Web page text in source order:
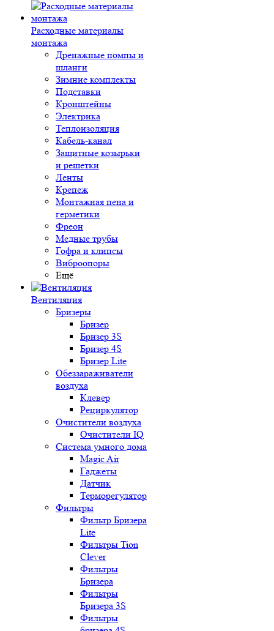
Расходные материалы
монтажа
Дренажные помпы и
шланги
Зимние комплекты
Подставки
Кронштейны
Электрика
Теплоизоляция
Кабель-канал
Защитные козырьки
и решетки
Ленты
Крепеж
Монтажная пена и
герметики
Фреон
Медные трубы
Гофра и клипсы
Виброопоры
Ещё
Вентиляция
Бризеры
Бризер
Бризер 3S
Бризер 4S
Бризер Lite
Обеззараживатели
воздуха
Клевер
Рециркулятор
Очистители воздуха
Очистители IQ
Система умного дома
Magic Air
Гаджеты
Датчик
Терморегулятор
Фильтры
Фильтр Бризера
Lite
Фильтры Tion
Clever
Фильтры
Бризера
Фильтры
Бризера 3S
Фильтры